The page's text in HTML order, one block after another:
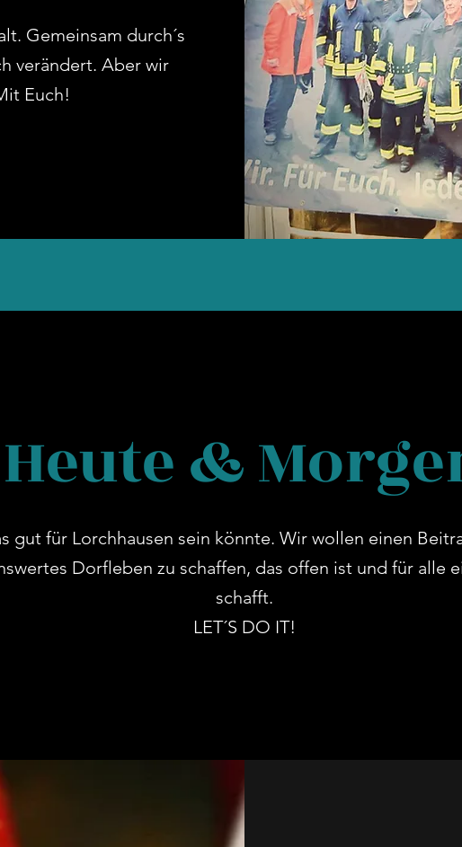
Gemeinsam durch´s
verändert. Aber wir
Euch!
Heute &
gut für Lorchhausen sein könnte. Wir wollen einen
Dorfleben zu schaffen, das offen ist und für alle
schafft.
LET´S DO IT!